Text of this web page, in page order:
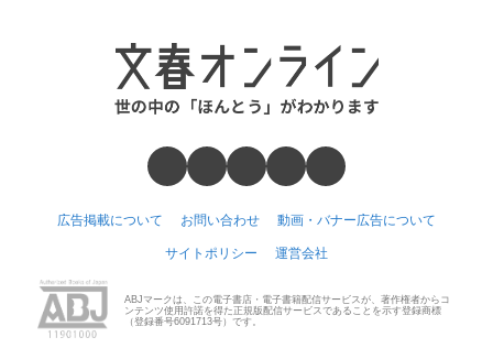
広告掲載について お問い合わせ 動画・バナー広告について
サイトポリシー 運営会社
ABJマークは、この電子書店・電子書籍配信サービスが、著作権者からコ
ンテンツ使用許諾を得た正規版配信サービスであることを示す登録商標
（登録番号6091713号）です。